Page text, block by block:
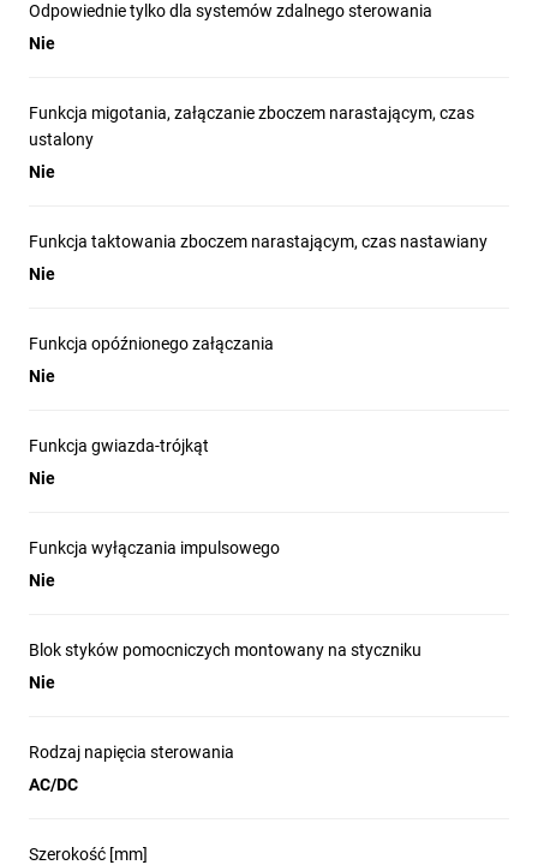
Odpowiednie tylko dla systemów zdalnego sterowania
Nie
Funkcja migotania, załączanie zboczem narastającym, czas
ustalony
Nie
Funkcja taktowania zboczem narastającym, czas nastawiany
Nie
Funkcja opóźnionego załączania
Nie
Funkcja gwiazda-trójkąt
Nie
Funkcja wyłączania impulsowego
Nie
Blok styków pomocniczych montowany na styczniku
Nie
Rodzaj napięcia sterowania
AC/DC
Szerokość [mm]